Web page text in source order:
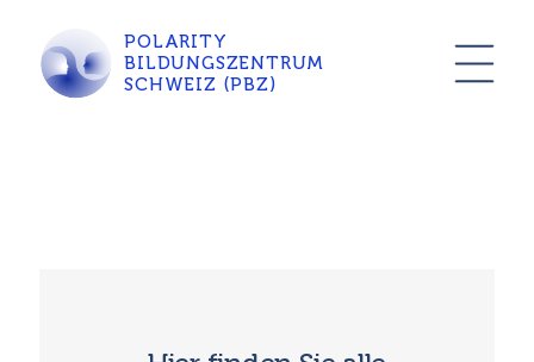
POLARITY
BILDUNGSZENTRUM
SCHWEIZ (PBZ)